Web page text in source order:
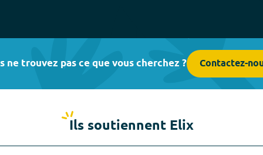
ne trouvez pas ce que vous cherchez ? Contactez-
Ils soutiennent Elix